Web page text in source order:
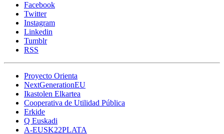
Facebook
Twitter
Instagram
Linkedin
Tumblr
RSS
Proyecto Orienta
NextGenerationEU
Ikastolen Elkartea
Cooperativa de Utilidad Pública
Erkide
Q Euskadi
A-EUSK22PLATA